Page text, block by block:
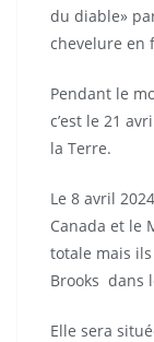
du diable»
chevelure en
Pendant le
c’est le 21
la Terre.
Le 8 avril
Canada et le
totale mais
Brooks dans
Elle sera